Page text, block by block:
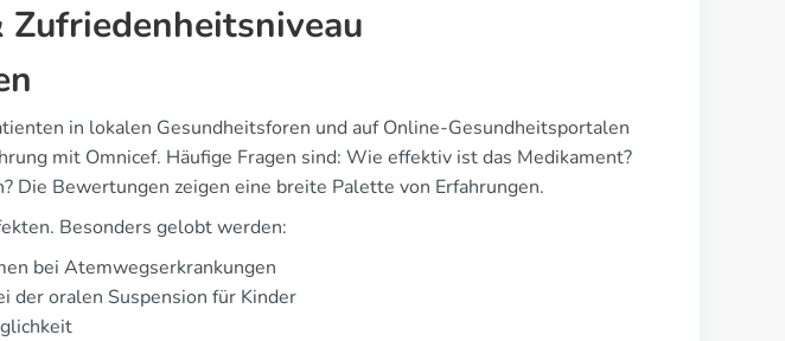
in lokalen Gesundheitsforen und auf Online-Gesundheitsportalen
mit Omnicef. Häufige Fragen sind: Wie effektiv ist das Medikament?
Die Bewertungen zeigen eine breite Palette von Erfahrungen.
Besonders gelobt werden:
bei Atemwegserkrankungen
der oralen Suspension für Kinder